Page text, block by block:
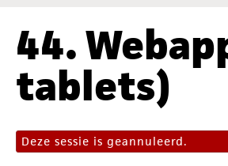
44.
tablets)
Deze sessie is geannuleerd.